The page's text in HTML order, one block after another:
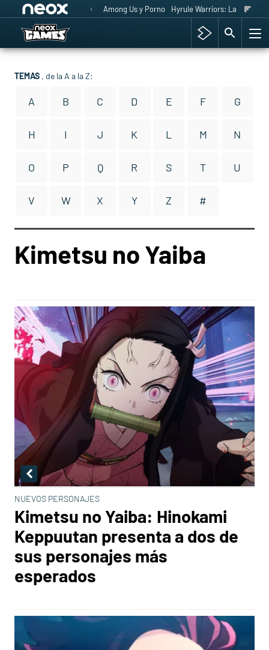
Among Us y Porno Hyrule Warriors: La Era del
TEMAS , de la A a la Z:
A B C D E F G
H I J K L M N
O P Q R S T U
V W X Y Z #
Kimetsu no Yaiba
NUEVOS PERSONAJES
Kimetsu no Yaiba: Hinokami
Keppuutan presenta a dos de
sus personajes más
esperados